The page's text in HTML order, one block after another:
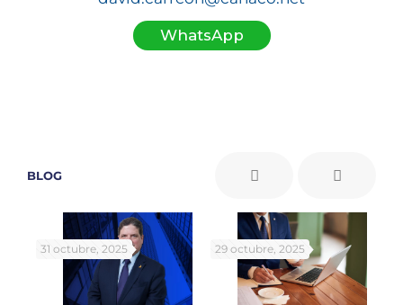
WhatsApp
BLOG
31 octubre, 2025 29 octubre, 2025